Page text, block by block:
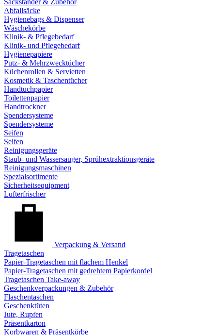
Sackständer & Zubehör
Abfallsäcke
Hygienebags & Dispenser
Wäschekörbe
Klinik- & Pflegebedarf
Klinik- und Pflegebedarf
Hygienepapiere
Putz- & Mehrzwecktücher
Küchenrollen & Servietten
Kosmetik & Taschentücher
Handtuchpapier
Toilettenpapier
Handtrockner
Spendersysteme
Spendersysteme
Seifen
Seifen
Reinigungsgeräte
Staub- und Wassersauger, Sprühextraktionsgeräte
Reinigungsmaschinen
Spezialsortimente
Sicherheitsequipment
Lufterfrischer
Verpackung & Versand
Tragetaschen
Papier-Tragetaschen mit flachem Henkel
Papier-Tragetaschen mit gedrehtem Papierkordel
Tragetaschen Take-away
Geschenkverpackungen & Zubehör
Flaschentaschen
Geschenktüten
Jute, Rupfen
Präsentkarton
Korbwaren & Präsentkörbe